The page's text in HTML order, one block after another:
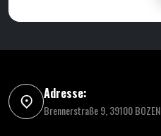
Adresse:
Brennerstraße 9, 39100 BOZEN